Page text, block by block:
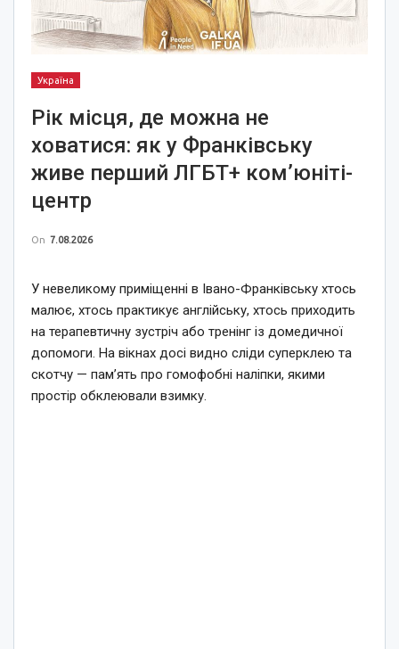
Україна
Рік місця, де можна не
ховатися: як у Франківську
живе перший ЛГБТ+ ком’юніті-
центр
On 7.08.2026
У невеликому приміщенні в Івано-Франківську хтось
малює, хтось практикує англійську, хтось приходить
на терапевтичну зустріч або тренінг із домедичної
допомоги. На вікнах досі видно сліди суперклею та
скотчу — пам’ять про гомофобні наліпки, якими
простір обклеювали взимку.